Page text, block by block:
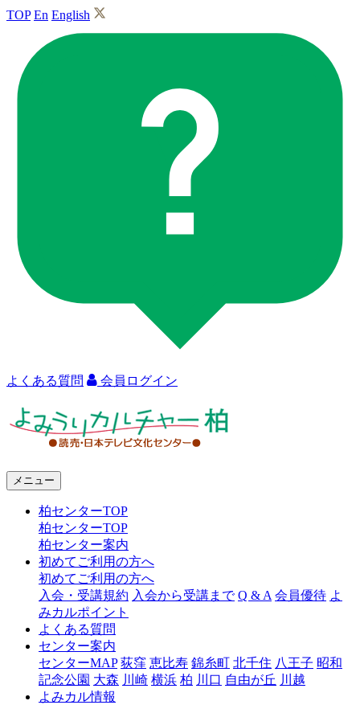
TOP En English
よくある質問 会員ログイン
ャ
メニュー
柏センターTOP
柏センターTOP
柏センター案内
初めてご利用の方へ
初めてご利用の方へ
入会・受講規約 入会から受講まで Q & A 会員優待 よ
みカルポイント
よくある質問
センター案内
センターMAP 荻窪 恵比寿 錦糸町 北千住 八王子 昭和
記念公園 大森 川崎 横浜 柏 川口 自由が丘 川越
よみカル情報